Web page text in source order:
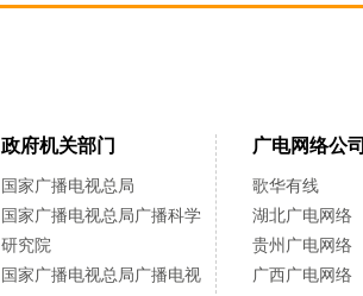
政府机关部门
国家广播电视总局
国家广播电视总局广播科学
研究院
国家广播电视总局广播电视
广电网络公司
歌华有线
湖北广电网络
贵州广电网络
广西广电网络